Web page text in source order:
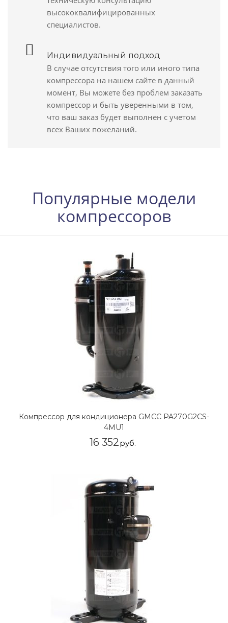
высококвалифицированных
специалистов.
Индивидуальный подход
В случае отсутствия того или иного типа
компрессора на нашем сайте в данный
момент, Вы можете без проблем заказать
компрессор и быть уверенными в том,
что ваш заказ будет выполнен с учетом
всех Ваших пожеланий.
Популярные модели
компрессоров
Компрессор для кондиционера GMCC PA270G2CS-
4MU1
16 352руб.